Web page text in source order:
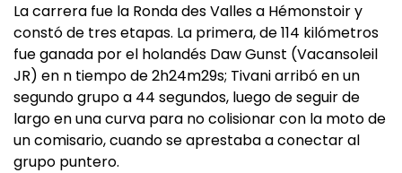
La carrera fue la Ronda des Valles a Hémonstoir y
constó de tres etapas. La primera, de 114 kilómetros
fue ganada por el holandés Daw Gunst (Vacansoleil
JR) en n tiempo de 2h24m29s; Tivani arribó en un
segundo grupo a 44 segundos, luego de seguir de
largo en una curva para no colisionar con la moto de
un comisario, cuando se aprestaba a conectar al
grupo puntero.